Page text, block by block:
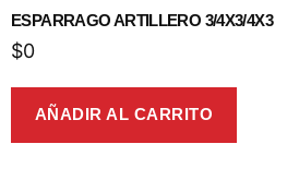
ESPARRAGO ARTILLERO 3/4X3/4X3
$0
AÑADIR AL CARRITO